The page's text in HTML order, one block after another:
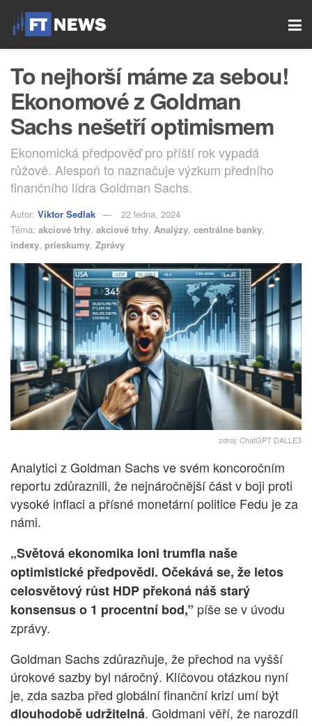
To nejhorší máme za sebou!
Ekonomové z Goldman
Sachs nešetří optimismem
Ekonomická předpověď pro příští rok vypadá
růžově. Alespoň to naznačuje výzkum předního
finančního lídra Goldman Sachs.
Autor: Viktor Sedlak
22 ledna, 2024
Téma: akciové trhy, akciové trhy, Analýzy, centrálne banky,
indexy, prieskumy, Zprávy
zdroj: ChatGPT DALLE3
Analytici z Goldman Sachs ve svém koncoročním
reportu zdůraznili, že nejnáročnější část v boji proti
vysoké inflaci a přísné monetární politice Fedu je za
námi.
„Světová ekonomika loni trumfla naše
optimistické předpovědi. Očekává se, že letos
celosvětový růst HDP překoná náš starý
konsensus o 1 procentní bod,” píše se v úvodu
zprávy.
Goldman Sachs zdůrazňuje, že přechod na vyšší
úrokové sazby byl náročný. Klíčovou otázkou nyní
je, zda sazba před globální finanční krizí umí být
dlouhodobě udržitelná. Goldmani věří, že narozdíl